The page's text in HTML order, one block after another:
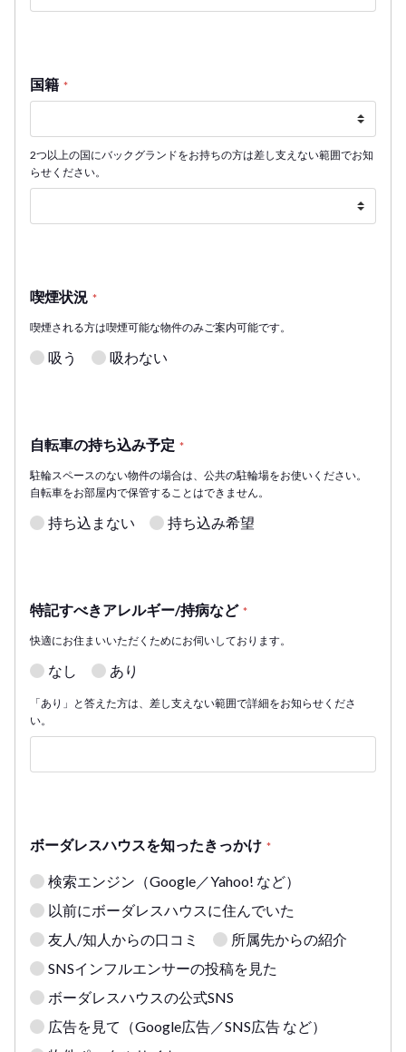
国籍 *
2つ以上の国にバックグランドをお持ちの方は差し支えない範囲でお知
らせください。
喫煙状況 *
喫煙される方は喫煙可能な物件のみご案内可能です。
吸う 吸わない
自転車の持ち込み予定 *
駐輪スペースのない物件の場合は、公共の駐輪場をお使いください。
自転車をお部屋内で保管することはできません。
持ち込まない 持ち込み希望
特記すべきアレルギー/持病など *
快適にお住まいいただくためにお伺いしております。
なし あり
「あり」と答えた方は、差し支えない範囲で詳細をお知らせくださ
い。
ボーダレスハウスを知ったきっかけ *
検索エンジン（Google／Yahoo! など）
以前にボーダレスハウスに住んでいた
友人/知人からの口コミ
所属先からの紹介
SNSインフルエンサーの投稿を見た
ボーダレスハウスの公式SNS
広告を見て（Google広告／SNS広告 など）